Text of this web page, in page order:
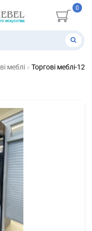
0
меблі Торгові меблі-12